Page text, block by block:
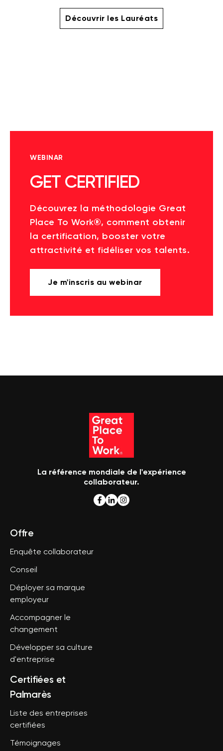
Découvrir les Lauréats
WEBINAR
GET CERTIFIED
Découvrez la méthodologie Great
Place To Work®, comment obtenir
la certification, booster votre
attractivité et fidéliser vos talents.
Je m'inscris au webinar
La référence mondiale de l'expérience
collaborateur.
Offre
Enquête collaborateur
Conseil
Déployer sa marque
employeur
Accompagner le
changement
Développer sa culture
d'entreprise
Certifiées et
Palmarès
Liste des entreprises
certifiées
Témoignages